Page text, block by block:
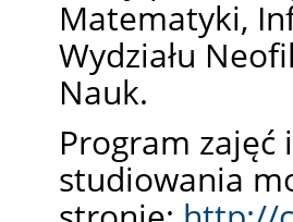
Matematyki,
Wydziału
Nauk.
Program zajęć
studiowania